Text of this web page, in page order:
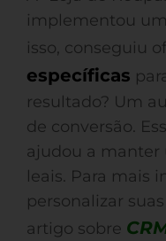
implementou
isso, conseguiu
específicas
resultado? Um
de conversão.
ajudou a manter
leais. Para mais
personalizar
artigo sobre